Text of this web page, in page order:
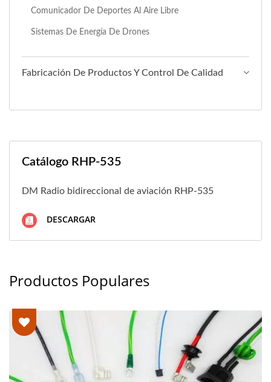
Comunicador De Deportes Al Aire Libre
Sistemas De Energía De Drones
Fabricación De Productos Y Control De Calidad
Catálogo RHP-535
DM Radio bidireccional de aviación RHP-535
DESCARGAR
Productos Populares